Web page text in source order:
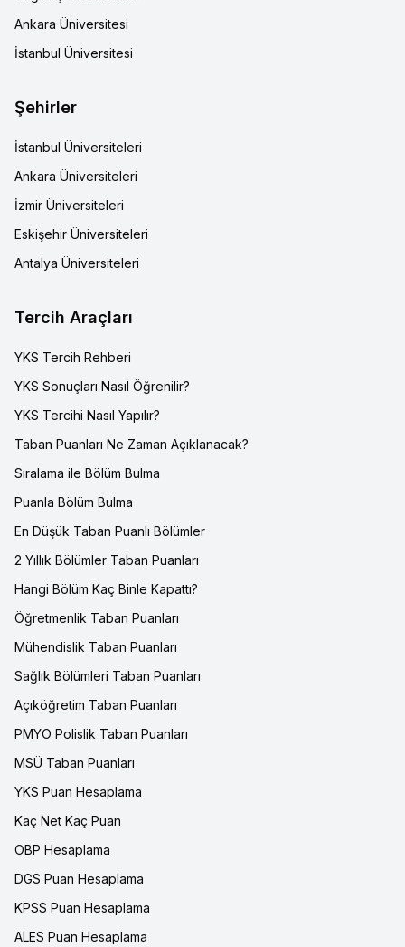
Ankara Üniversitesi
İstanbul Üniversitesi
Şehirler
İstanbul Üniversiteleri
Ankara Üniversiteleri
İzmir Üniversiteleri
Eskişehir Üniversiteleri
Antalya Üniversiteleri
Tercih Araçları
YKS Tercih Rehberi
YKS Sonuçları Nasıl Öğrenilir?
YKS Tercihi Nasıl Yapılır?
Taban Puanları Ne Zaman Açıklanacak?
Sıralama ile Bölüm Bulma
Puanla Bölüm Bulma
En Düşük Taban Puanlı Bölümler
2 Yıllık Bölümler Taban Puanları
Hangi Bölüm Kaç Binle Kapattı?
Öğretmenlik Taban Puanları
Mühendislik Taban Puanları
Sağlık Bölümleri Taban Puanları
Açıköğretim Taban Puanları
PMYO Polislik Taban Puanları
MSÜ Taban Puanları
YKS Puan Hesaplama
Kaç Net Kaç Puan
OBP Hesaplama
DGS Puan Hesaplama
KPSS Puan Hesaplama
ALES Puan Hesaplama